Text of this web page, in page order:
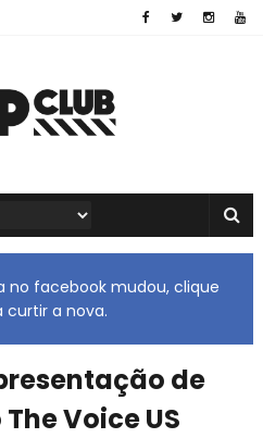
no facebook mudou, clique
curtir a nova.
de
Voice US